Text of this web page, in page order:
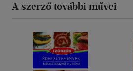
A szerző további művei